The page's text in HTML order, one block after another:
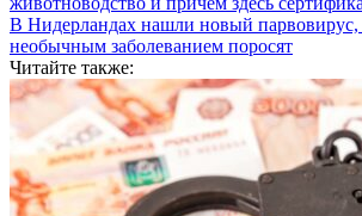
В Нидерландах нашли новый парвовирус,
необычным заболеванием поросят
Читайте также: